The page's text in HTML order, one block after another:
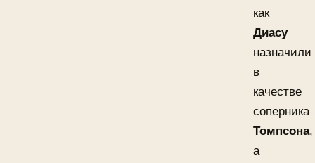
как
Диасу
назначили
в
качестве
соперника
Томпсона,
а